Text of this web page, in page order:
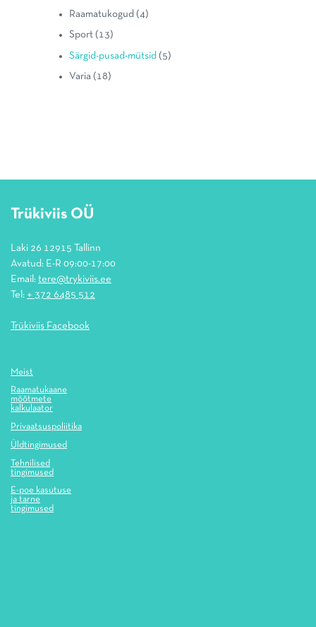
Raamatukogud (4)
Sport (13)
Särgid-pusad-mütsid (5)
Varia (18)
Trükiviis OÜ
Laki 26 12915 Tallinn
Avatud: E-R 09:00-17:00
Email: tere@trykiviis.ee
Tel: + 372 6485 512
Trükiviis Facebook
Meist
Raamatukaane
mõõtmete
kalkulaator
Privaatsuspoliitika
Üldtingimused
Tehnilised
tingimused
E-poe kasutuse
ja tarne
tingimused